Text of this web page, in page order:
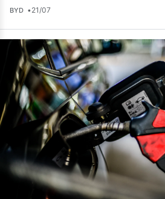
BYD •21/07